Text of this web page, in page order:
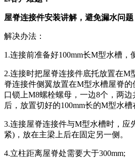
屋脊连接件安装讲解，避免漏水问题
解决办法：
1.连接前准备好100mm长M型水槽，
2.连接时把屋脊连接件底托放置在M
脊连接件侧翼放置在M型水槽屋脊
口锁上M8螺栓螺母，一边8个，两
后，放置切好的100mm长的M型水
3.连接屋脊连接件与M型水槽时，应
紧)，放在主梁上后在固定另一侧。
4.立柱距离屋脊处需要大于300mm;